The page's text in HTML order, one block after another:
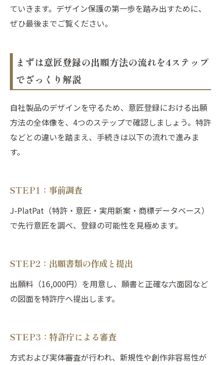
ていきます。デザイン保護の第一歩を踏み出すために、
ぜひ最後までご覧ください。
まずは意匠登録の出願方法の流れを4ステップ
でざっくり解説
自社製品のデザインを守るため、意匠登録における出願
方法の全体像を、4つのステップで確認しましょう。特許
などとの違いを踏まえ、手続きは以下の流れで進みま
す。
STEP1：事前調査
J-PlatPat（特許・意匠・実用新案・商標データベース）
で先行意匠を調べ、登録の可能性を見極めます。
STEP2：出願書類の作成と提出
出願料（16,000円）を用意し、願書と正確な六面図など
の図面を特許庁へ提出します。
STEP3：特許庁による審査
方式および実体審査が行われ、新規性や創作非容易性が